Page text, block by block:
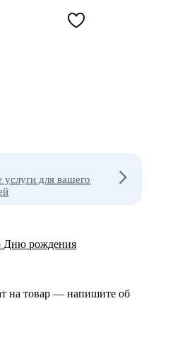
услуги для вашего
Дню рождения
на товар — напишите об